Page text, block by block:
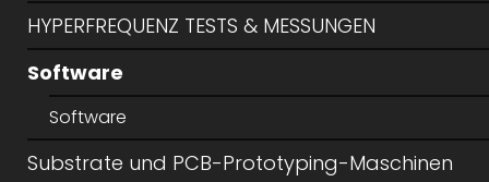
HYPERFREQUENZ TESTS & MESSUNGEN
Software
Software
Substrate und PCB-Prototyping-Maschinen